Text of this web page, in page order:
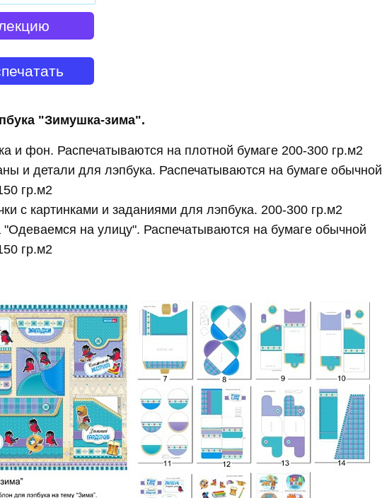
"Зимушка-зима".
и фон. Распечатываются на плотной бумаге 200-300 гр.м2
и детали для лэпбука. Распечатываются на бумаге обычной
гр.м2
с картинками и заданиями для лэпбука. 200-300 гр.м2
на улицу". Распечатываются на бумаге обычной
гр.м2